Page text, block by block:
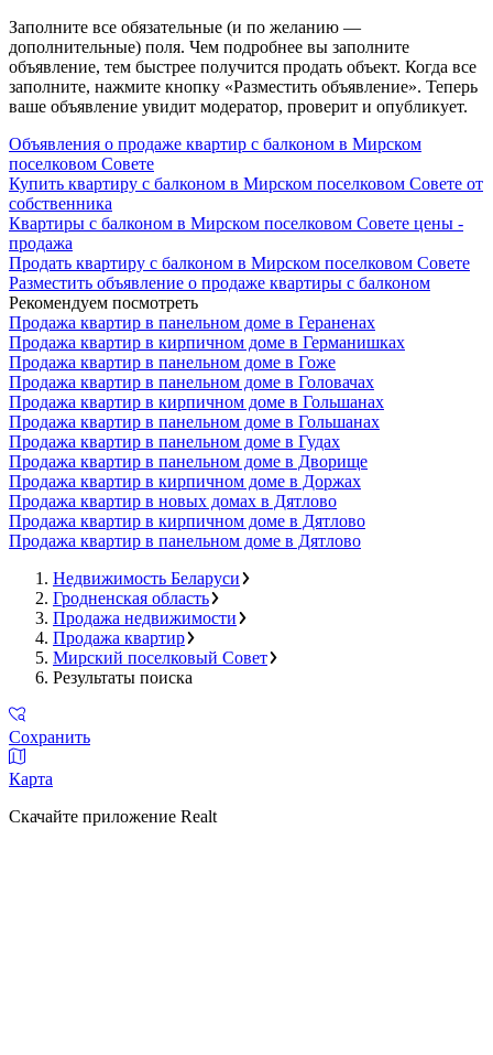
Заполните все обязательные (и по желанию —
дополнительные) поля. Чем подробнее вы заполните
объявление, тем быстрее получится продать объект. Когда все
заполните, нажмите кнопку «Разместить объявление». Теперь
ваше объявление увидит модератор, проверит и опубликует.
Объявления о продаже квартир с балконом в Мирском
поселковом Совете
Купить квартиру с балконом в Мирском поселковом Совете от
собственника
Квартиры с балконом в Мирском поселковом Совете цены -
продажа
Продать квартиру с балконом в Мирском поселковом Совете
Разместить объявление о продаже квартиры с балконом
Рекомендуем посмотреть
Продажа квартир в панельном доме в Гераненах
Продажа квартир в кирпичном доме в Германишках
Продажа квартир в панельном доме в Гоже
Продажа квартир в панельном доме в Головачах
Продажа квартир в кирпичном доме в Гольшанах
Продажа квартир в панельном доме в Гольшанах
Продажа квартир в панельном доме в Гудах
Продажа квартир в панельном доме в Дворище
Продажа квартир в кирпичном доме в Доржах
Продажа квартир в новых домах в Дятлово
Продажа квартир в кирпичном доме в Дятлово
Продажа квартир в панельном доме в Дятлово
Недвижимость Беларуси
Гродненская область
Продажа недвижимости
Продажа квартир
Мирский поселковый Совет
Результаты поиска
Сохранить
Карта
Скачайте приложение Realt